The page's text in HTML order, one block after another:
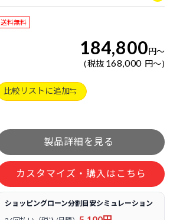
送料無料
184,800円～
税抜 168,000 円～
比較リストに追加
カスタマイズ・購入はこちら
ショッピングローン分割目安シミュレーション